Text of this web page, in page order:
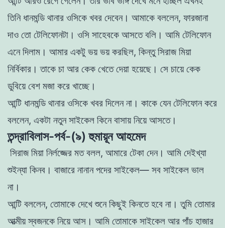
তিনি ধানমন্ডি থানার ওসিকে খবর দেবেন। আমাকে বললেন, ফারজানা
দাও তাে টেলিফোনটা। ওসি সাহেবকে আসতে বলি। আমি টেলিফোন
এনে দিলাম। আমার একটু ভয় ভয় করছিল, কিন্তু সিরাজ মিয়া
নির্বিকার। তাকে চা আর কেক খেতে দেয়া হয়েছে। সে চায়ে কেক
ডুবিয়েবেশ মজা করে খাচ্ছে।
আন্টি ধানমন্ডি থানার ওসিকে খবর দিলেন না। কাকে যেন টেলিফোন করে
বললেন, একটা নতুন সাইকেল কিনে বাসায় নিয়ে আসতে।
তন্দ্রাবিলাস-পর্ব-(৯) হুমায়ূন আহমেদ
সিরাজ মিয়া নির্লজ্জের মত বলল, আমারে টেকা দেন। আমি দেইখ্যা
শুইন্যা কিনব। বাজারে নানান পদের সাইকেল— সব সাইকেল ভাল
না।
আন্টি বললেন, তােমাকে দেখে শুনে কিছুই কিনতে হবে না। তুমি তােমার
আত্মীয় স্বজনকে নিয়ে আস। আমি তােমাকে সাইকেল আর পাঁচ হাজার